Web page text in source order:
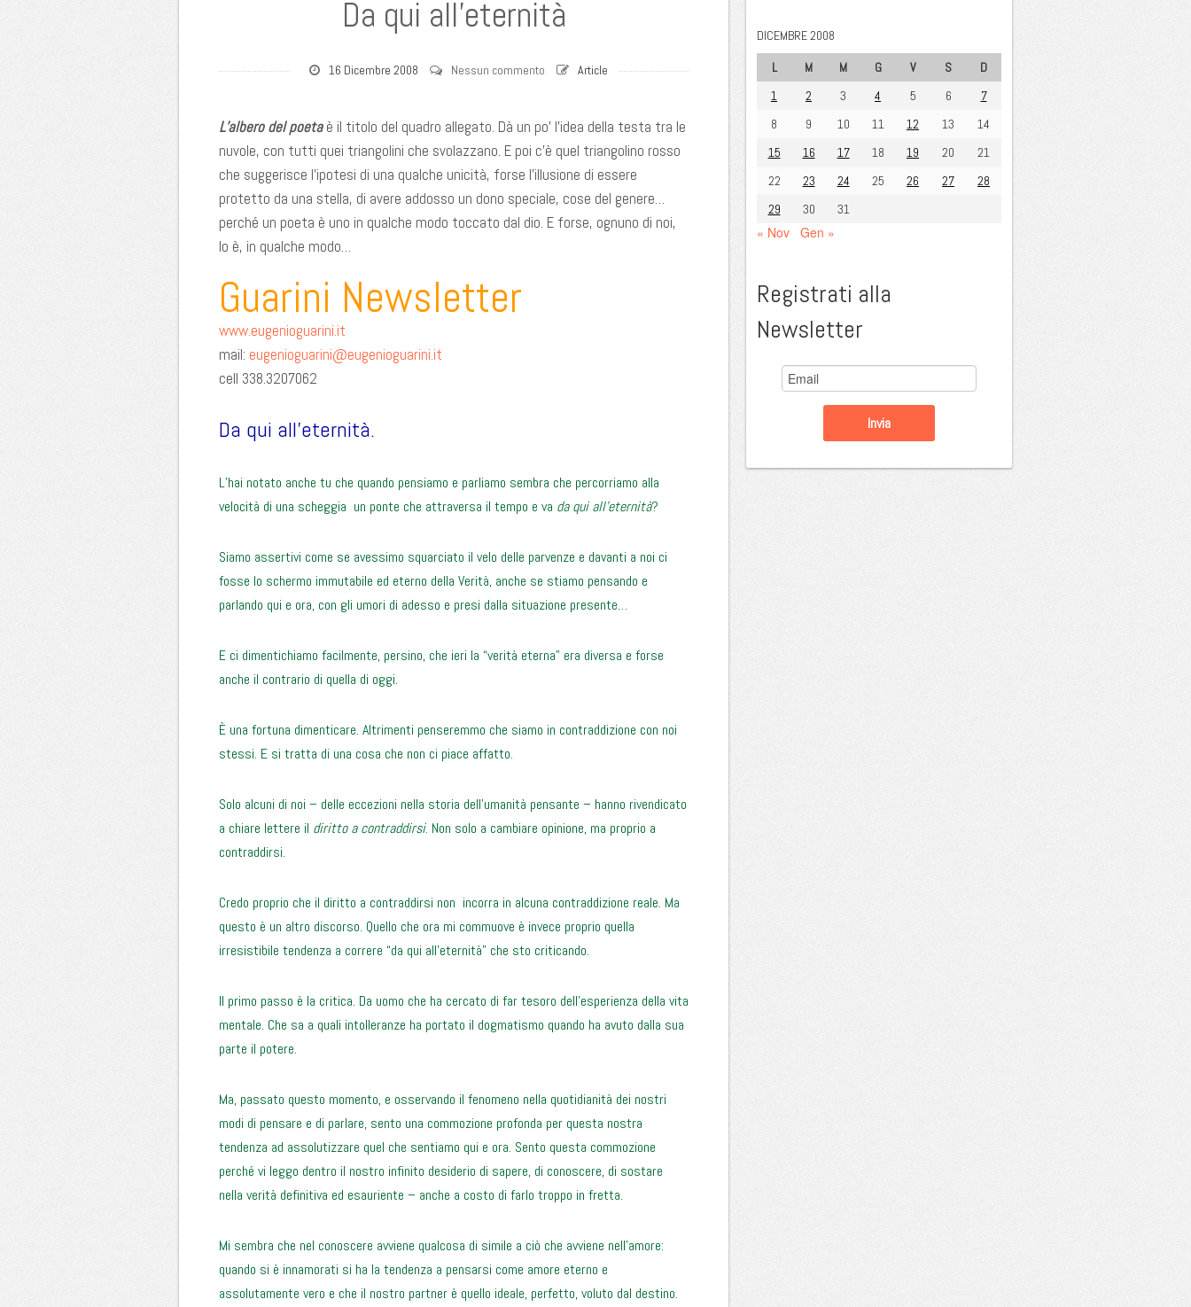
Da qui all’eternità
16 Dicembre 2008 Nessun commento Article
L’albero del poetaè il titolo del quadro allegato. Dà un po’ l’idea della testa tra le
nuvole, con tutti quei triangolini che svolazzano. E poi c’è quel triangolino rosso
che suggerisce l’ipotesi di una qualche unicità, forse l’illusione di essere
protetto da una stella, di avere addosso un dono speciale, cose del genere…
perché un poeta è uno in qualche modo toccato dal dio. E forse, ognuno di noi,
lo è, in qualche modo…
Guarini Newsletter
www.eugenioguarini.it
mail: eugenioguarini@eugenioguarini.it
cell 338.3207062
Da qui all’eternità.
L’hai notato anche tu che quando pensiamo e parliamo sembra che percorriamo alla
velocità di una scheggia un ponte che attraversa il tempo e va da qui all’eternità?
Siamo assertivi come se avessimo squarciato il velo delle parvenze e davanti a noi ci
fosse lo schermo immutabile ed eterno della Verità, anche se stiamo pensando e
parlando qui e ora, con gli umori di adesso e presi dalla situazione presente…
E ci dimentichiamo facilmente, persino, che ieri la “verità eterna” era diversa e forse
anche il contrario di quella di oggi.
È una fortuna dimenticare. Altrimenti penseremmo che siamo in contraddizione con noi
stessi. E si tratta di una cosa che non ci piace affatto.
Solo alcuni di noi – delle eccezioni nella storia dell’umanità pensante – hanno rivendicato
a chiare lettere il diritto a contraddirsi. Non solo a cambiare opinione, ma proprio a
contraddirsi.
Credo proprio che il diritto a contraddirsi non incorra in alcuna contraddizione reale. Ma
questo è un altro discorso. Quello che ora mi commuove è invece proprio quella
irresistibile tendenza a correre “da qui all’eternità” che sto criticando.
Il primo passo è la critica. Da uomo che ha cercato di far tesoro dell’esperienza della vita
mentale. Che sa a quali intolleranze ha portato il dogmatismo quando ha avuto dalla sua
parte il potere.
Ma, passato questo momento, e osservando il fenomeno nella quotidianità dei nostri
modi di pensare e di parlare, sento una commozione profonda per questa nostra
tendenza ad assolutizzare quel che sentiamo qui e ora. Sento questa commozione
perché vi leggo dentro il nostro infinito desiderio di sapere, di conoscere, di sostare
nella verità definitiva ed esauriente – anche a costo di farlo troppo in fretta.
Mi sembra che nel conoscere avviene qualcosa di simile a ciò che avviene nell’amore:
quando si è innamorati si ha la tendenza a pensarsi come amore eterno e
assolutamente vero e che il nostro partner è quello ideale, perfetto, voluto dal destino.
DICEMBRE 2008
L
M M G V S
D
1
2 3 4 5 6
7
8
9 10 11 12 13
14
15
16 17 18 19 20
21
22
23 24 25 26 27
28
29
30 31
« Nov Gen »
Registrati alla
Newsletter